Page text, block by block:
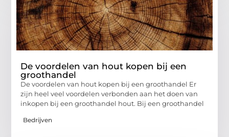
De voordelen van hout kopen bij een
groothandel
De voordelen van hout kopen bij een groothandel Er
zijn heel veel voordelen verbonden aan het doen van
inkopen bij een groothandel hout. Bij een groothandel
Bedrijven